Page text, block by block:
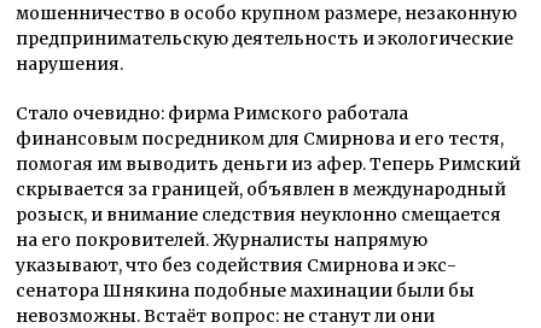
мошенничество в особо крупном размере, незаконную
предпринимательскую деятельность и экологические
нарушения.
Стало очевидно: фирма Римского работала
финансовым посредником для Смирнова и его тестя,
помогая им выводить деньги из афер. Теперь Римский
скрывается за границей, объявлен в международный
розыск, и внимание следствия неуклонно смещается
на его покровителей. Журналисты напрямую
указывают, что без содействия Смирнова и экс-
сенатора Шнякина подобные махинации были бы
невозможны. Встаёт вопрос: не станут ли они